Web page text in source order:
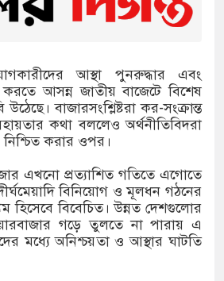
ঝুঁকিতে জরুরি
পিটিআইয়ের আজ
মোতায়েন করা হয়েছে:
আস্থা পুনরুদ্ধার এবং
করতে আসন্ন জাতীয় বাজেটে বিশেষ
বাজারসংশ্লিষ্টরা কর-সংক্রান্ত
কথা বললেও অর্থনীতিবিদরা
করার ওপর।
এখনো প্রত্যাশিত গতিতে এগোতে
বিনিয়োগ ও মূলধন গঠনের
হিসেবে বিবেচিত। উন্নত দেশগুলোর
গড়ে তুলতে না পারায় এ
মধ্যে অনিশ্চয়তা ও আস্থার ঘাটতি